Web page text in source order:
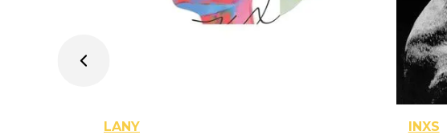
LANY
INXS